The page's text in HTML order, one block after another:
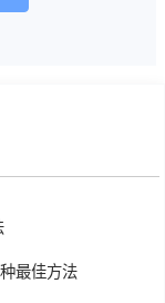
最佳方法